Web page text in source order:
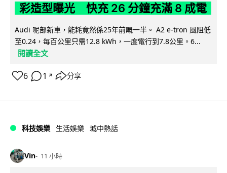
彩造型曝光 快充 26 分鐘充滿 8 成電
Audi 呢部新車，能耗竟然係25年前嘅一半。 A2 e-tron 風阻低
至0.24，每百公里只需12.8 kWh，一度電行到7.8公里。6...
閱讀全文
6 1 ↗ 分享
科技娛樂 生活娛樂 城中熱話
Vin 11 小時